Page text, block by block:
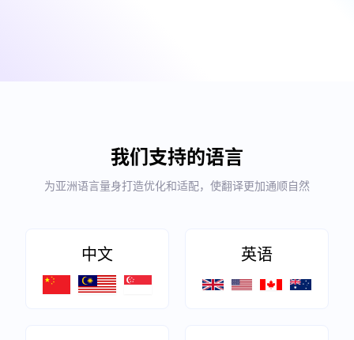
我们支持的语言
为亚洲语言量身打造优化和适配，使翻译更加通顺自然
中文 英语